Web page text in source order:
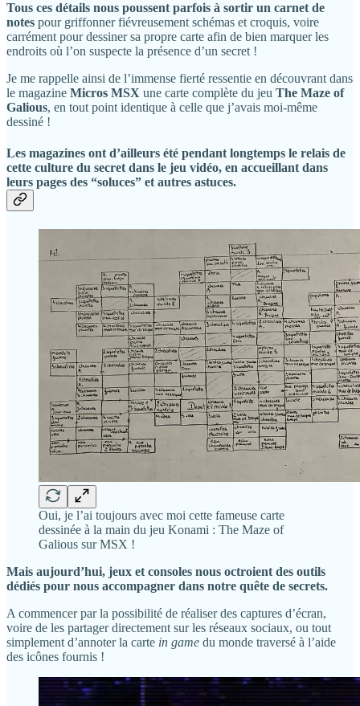
Tous ces détails nous poussent parfois à sortir un carnet de
notes pour griffonner fiévreusement schémas et croquis, voire
carrément pour dessiner sa propre carte afin de bien marquer les
endroits où l’on suspecte la présence d’un secret !
Je me rappelle ainsi de l’immense fierté ressentie en découvrant dans
le magazine Micros MSX une carte complète du jeu The Maze of
Galious, en tout point identique à celle que j’avais moi-même
dessiné !
Les magazines ont d’ailleurs été pendant longtemps le relais de
cette culture du secret dans le jeu vidéo, en accueillant dans
leurs pages des “soluces” et autres astuces.
Oui, je l’ai toujours avec moi cette fameuse carte
dessinée à la main du jeu Konami : The Maze of
Galious sur MSX !
Mais aujourd’hui, jeux et consoles nous octroient des outils
dédiés pour nous accompagner dans notre quête de secrets.
A commencer par la possibilité de réaliser des captures d’écran,
voire de les partager directement sur les réseaux sociaux, ou tout
simplement d’annoter la carte in game du monde traversé à l’aide
des icônes fournis !